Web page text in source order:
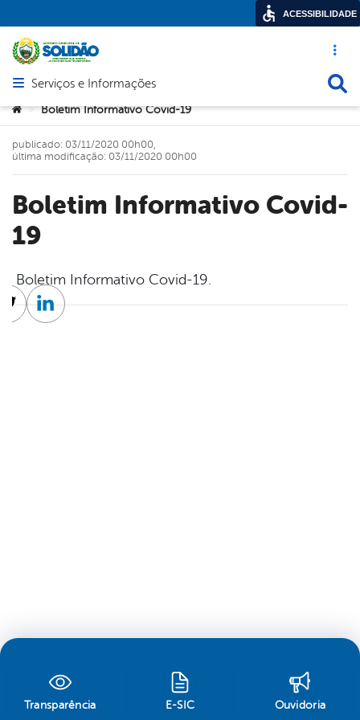
Acesso
Abrir menu principal de navegação
Serviços e Informações
Você está aqui:
> Boletim Informativo Covid-19
Boletim Informativo Covid-
19
publicado: 03/11/2020 00h00,
última modificação: 03/11/2020 00h00
Boletim Informativo Covid-19.
TwitterLinkedin
Transparência E-SIC Ouvidoria
ACESSIBILIDADE